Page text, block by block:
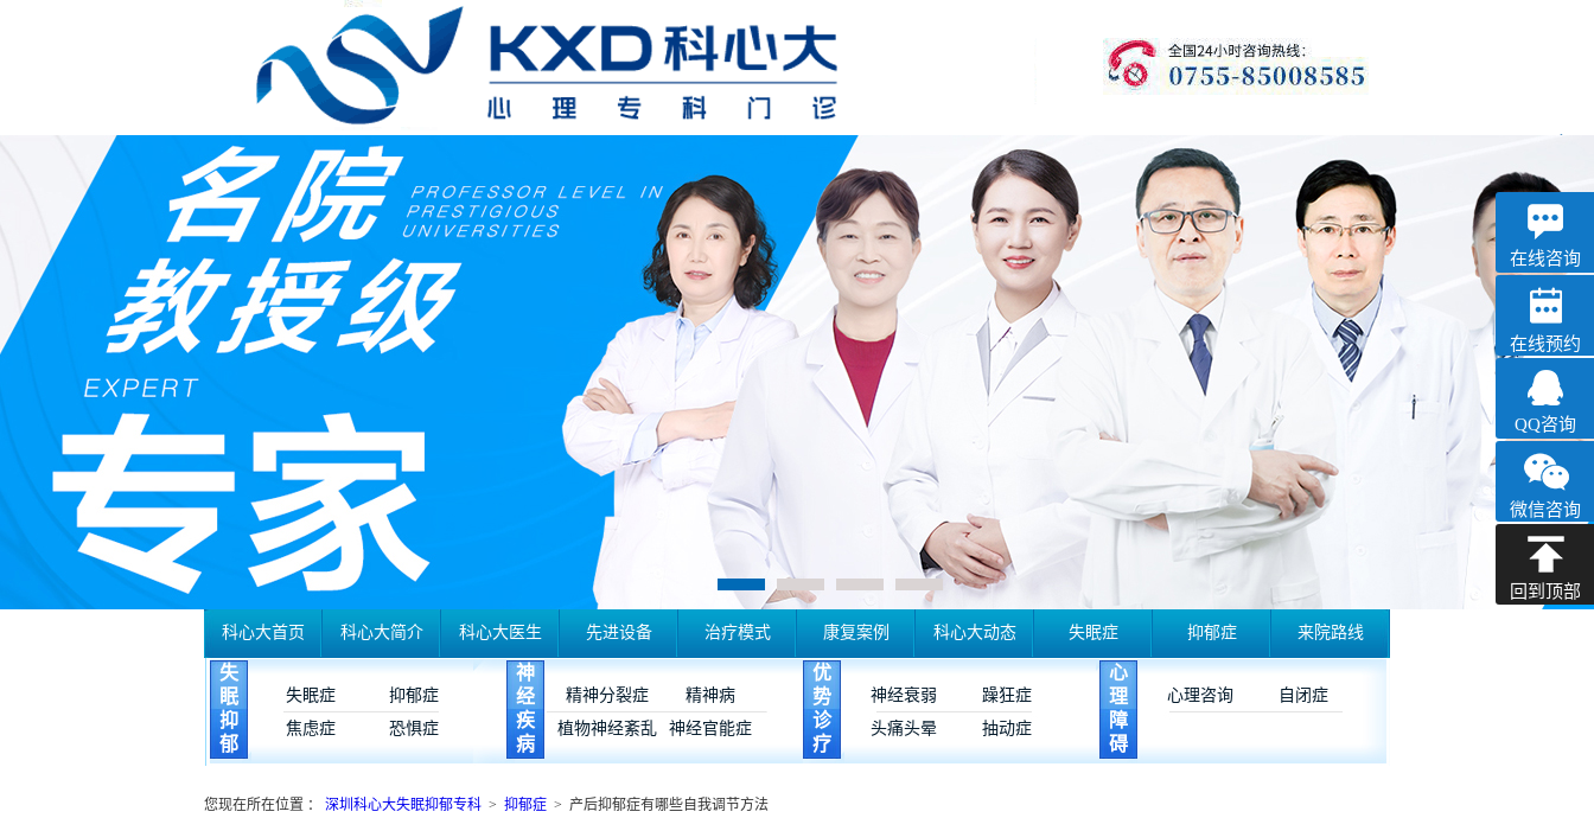
科心大首页 科心大简介 科心大医生 先进设备 治疗模式 康复案例 科心大动态 失眠症 抑郁症 来院路线
失
眠
抑
郁
失眠症
抑郁症
焦虑症
恐惧症
神
经
疾
病
精神分裂症
精神病
植物神经紊乱
神经官能症
优
势
诊
疗
神经衰弱
躁狂症
头痛头晕
抽动症
心
理
障
碍
心理咨询 自闭症
您现在所在位置 ： 深圳科心大失眠抑郁专科 > 抑郁症 > 产后抑郁症有哪些自我调节方法
优眠
失眠抑郁专科
在线咨询
在线预约
QQ咨询
微信咨询
回到顶部